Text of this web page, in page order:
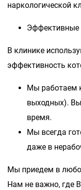
наркологической
Эффективные
В клинике
эффективность
Мы работаем
выходных).
время.
Мы всегда
даже в
Мы приедем в
Нам не важно, где